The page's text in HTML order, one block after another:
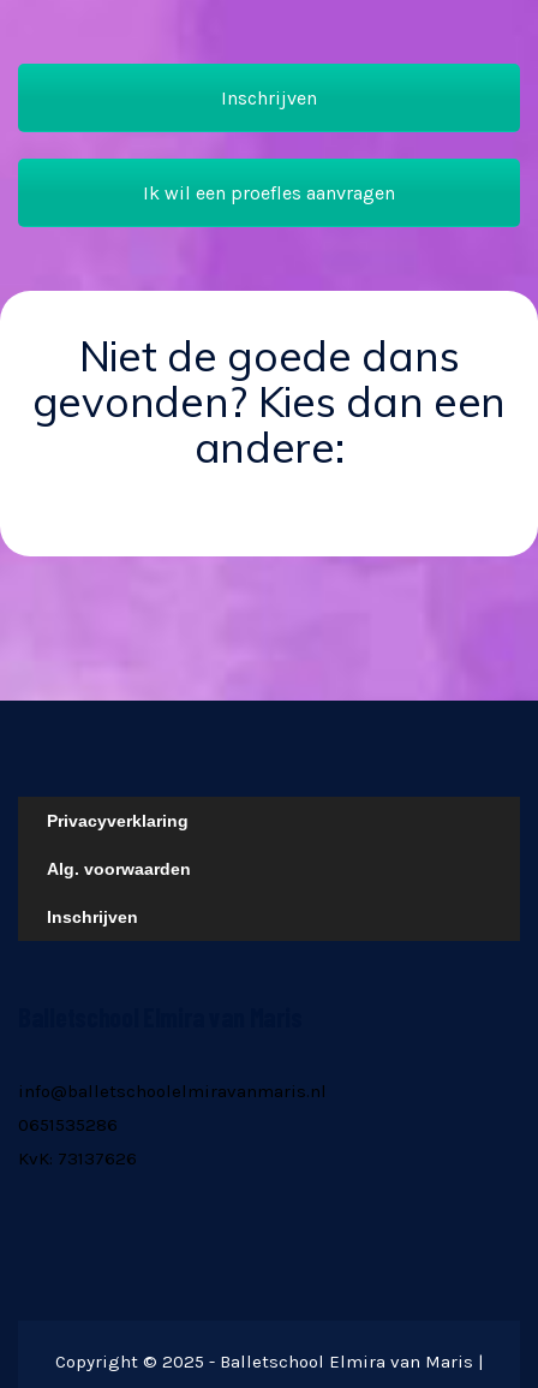
Inschrijven
Ik wil een proefles aanvragen
Niet de goede dans
gevonden? Kies dan een
andere:
Privacyverklaring
Alg. voorwaarden
Inschrijven
info@balletschoolelmiravanmaris.nl
0651535286
KvK: 73137626
Copyright © 2025 - Balletschool Elmira van Maris |